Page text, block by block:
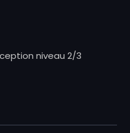
niveau 2/3